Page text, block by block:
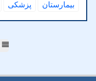
بیمارستان
پزشكی